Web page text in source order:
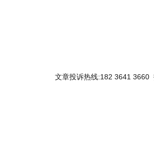
文章投诉热线:182 3641 3660